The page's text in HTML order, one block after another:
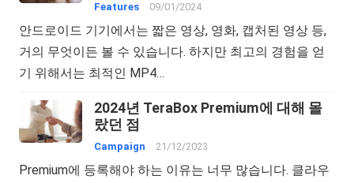
Features 09/01/2024
안드로이드 기기에서는 짧은 영상, 영화, 캡처된 영상 등,
거의 무엇이든 볼 수 있습니다. 하지만 최고의 경험을 얻
기 위해서는 최적인 MP4…
2024년 TeraBox Premium에 대해 몰
랐던 점
Campaign 21/12/2023
Premium에 등록해야 하는 이유는 너무 많습니다. 클라우